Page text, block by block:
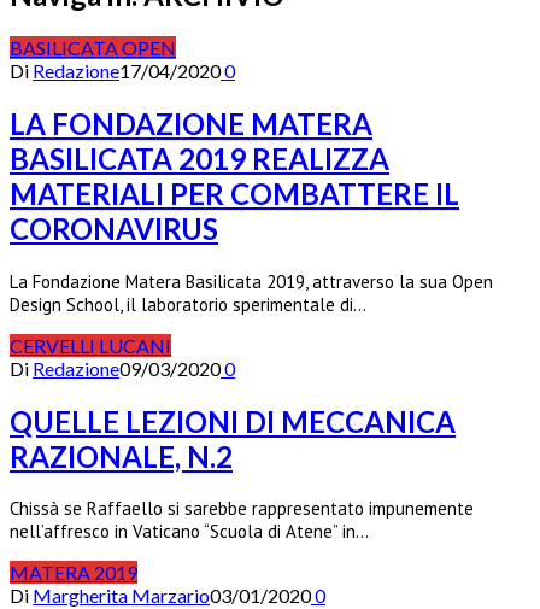
BASILICATA OPEN
Di Redazione17/04/20200
LA FONDAZIONE MATERA
BASILICATA 2019 REALIZZA
MATERIALI PER COMBATTERE IL
CORONAVIRUS
La Fondazione Matera Basilicata 2019, attraverso la sua Open
Design School, il laboratorio sperimentale di…
CERVELLI LUCANI
Di Redazione09/03/20200
QUELLE LEZIONI DI MECCANICA
RAZIONALE, N.2
Chissà se Raffaello si sarebbe rappresentato impunemente
nell’affresco in Vaticano “Scuola di Atene” in…
MATERA 2019
Di Margherita Marzario03/01/20200